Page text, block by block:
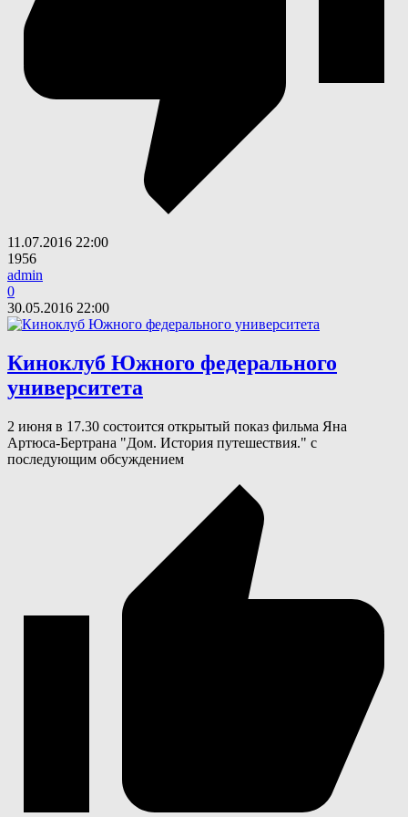
11.07.2016 22:00
1956
admin
0
30.05.2016 22:00
Киноклуб Южного федерального
университета
2 июня в 17.30 состоится открытый показ фильма Яна
Артюса-Бертрана "Дом. История путешествия." с
последующим обсуждением